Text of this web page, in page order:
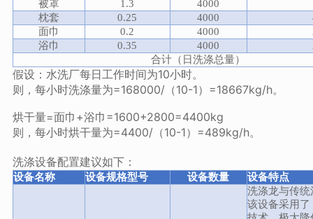
被罩
1.3 4000
枕套
0.25 4000
面巾
0.2 4000
浴巾
0.35 4000
合计（日洗涤总量）
假设：水洗厂每日工作时间为10小时。
则，每小时洗涤量为=168000/（10-1）=18667kg/h。
烘干量=面巾+浴巾=1600+2800=4400kg
则，每小时烘干量为=4400/（10-1）=489kg/h。
洗涤设备配置建议如下：
设备名称 设备规格型号 设备数量 设备特点
洗涤龙与传
该设备采用